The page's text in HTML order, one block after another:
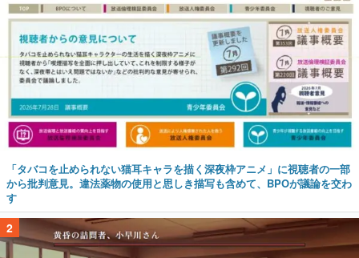
「タバコを止められない猫耳キャラを描く深夜枠アニメ」に視聴者の一部
から批判意見。違法薬物の使用と思しき描写も含めて、BPOが議論を交わ
す
2